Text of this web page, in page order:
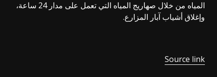
المياه من خلال صهاريج المياه التي تعمل على مدار 24 ساعة،
وإغلاق أشياب آبار المزارع.
Source link